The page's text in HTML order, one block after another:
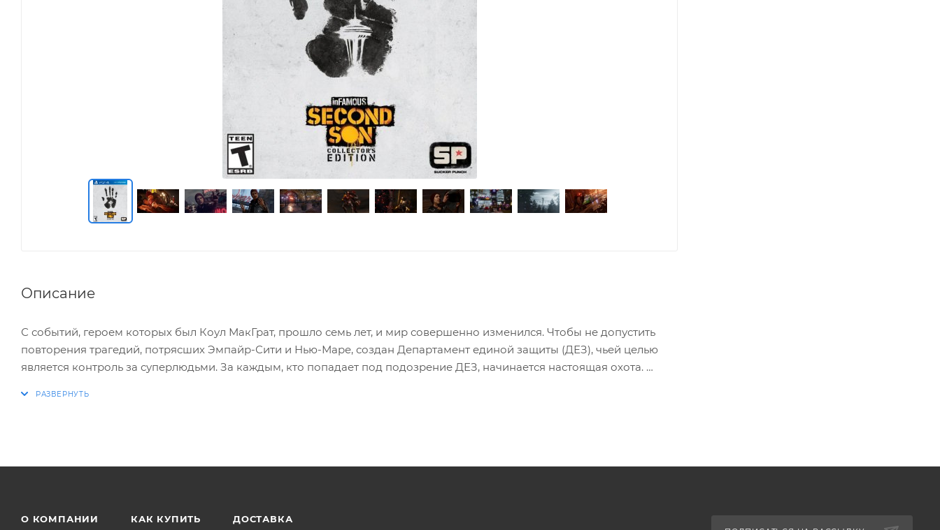
Описание
С событий, героем которых был Коул МакГрат, прошло семь лет, и мир совершенно изменился. Чтобы не допустить
повторения трагедий, потрясших Эмпайр-Сити и Нью-Маре, создан Департамент единой защиты (ДЕЗ), чьей целью
является контроль за суперлюдьми. За каждым, кто попадает под подозрение ДЕЗ, начинается настоящая охота.
* Новая система управления гарантирует удобство как в бою, так и во время перемещения по местности.
О КОМПАНИИ КАК КУПИТЬ ДОСТАВКА